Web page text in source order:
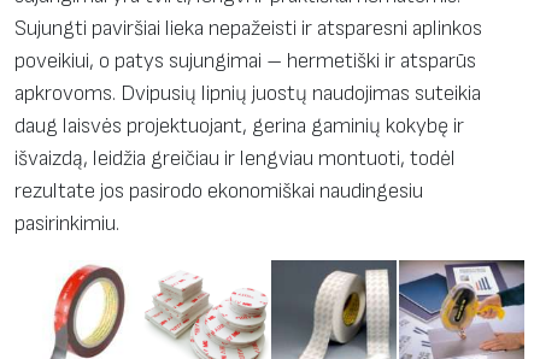
Sujungti paviršiai lieka nepažeisti ir atsparesni aplinkos
poveikiui, o patys sujungimai – hermetiški ir atsparūs
apkrovoms. Dvipusių lipnių juostų naudojimas suteikia
daug laisvės projektuojant, gerina gaminių kokybę ir
išvaizdą, leidžia greičiau ir lengviau montuoti, todėl
rezultate jos pasirodo ekonomiškai naudingesiu
pasirinkimiu.